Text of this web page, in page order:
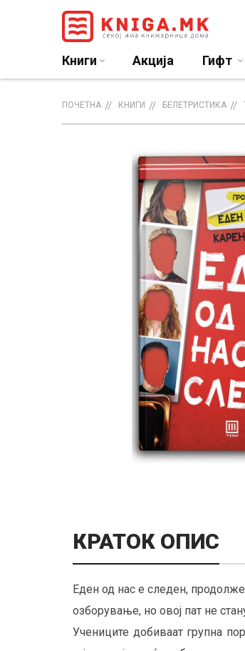
Книги Акција Гифт
ПОЧЕТНА КНИГИ БЕЛЕТРИСТИКА
КРАТОК ОПИС
Еден од нас е следен,
озборување, но овој пат не
Учениците добиваат групна